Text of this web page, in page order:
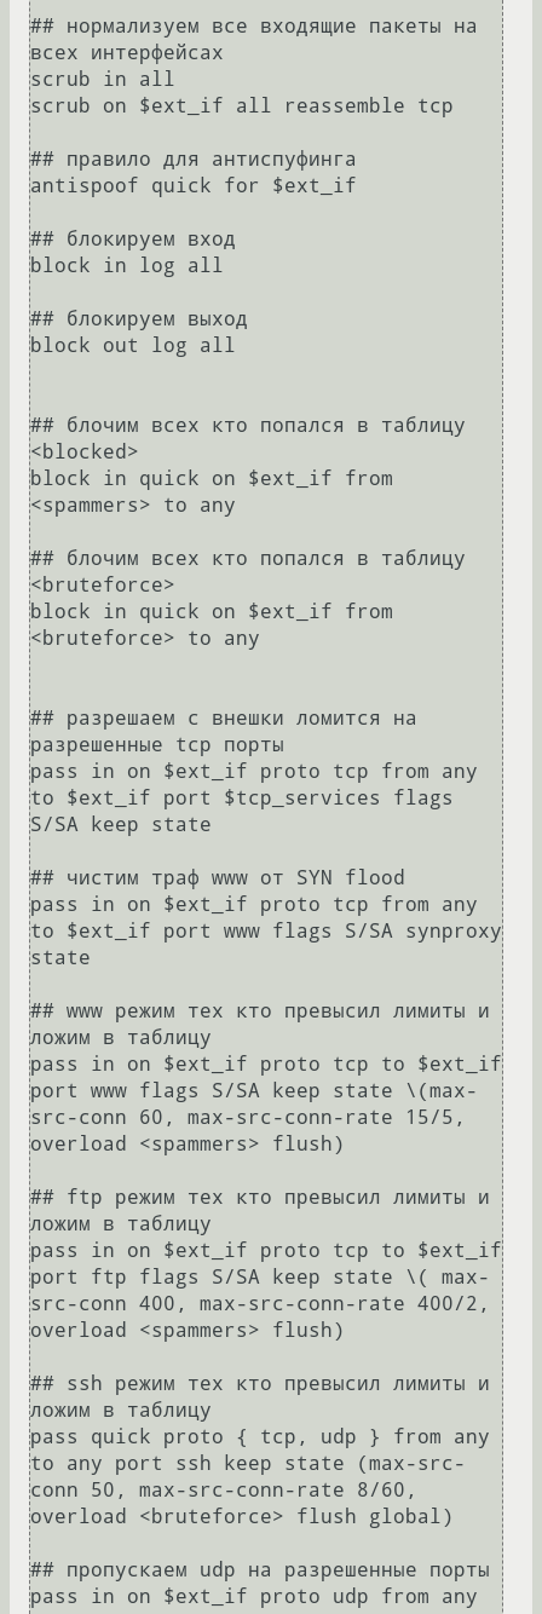
## нормализуем все входящие пакеты на
всех интерфейсах
scrub in all
scrub on $ext_if all reassemble tcp
## правило для антиспуфинга
antispoof quick for $ext_if
## блокируем вход
block in log all
## блокируем выход
block out log all
## блочим всех кто попался в таблицу
<blocked>
block in quick on $ext_if from
<spammers> to any
## блочим всех кто попался в таблицу
<bruteforce>
block in quick on $ext_if from
<bruteforce> to any
## разрешаем с внешки ломится на
разрешенные tcp порты
pass in on $ext_if proto tcp from any
to $ext_if port $tcp_services flags
S/SA keep state
## чистим траф www от SYN flood
pass in on $ext_if proto tcp from any
to $ext_if port www flags S/SA synproxy
state
## www режим тех кто превысил лимиты и
ложим в таблицу
pass in on $ext_if proto tcp to $ext_if
port www flags S/SA keep state \(max-
src-conn 60, max-src-conn-rate 15/5,
overload <spammers> flush)
## ftp режим тех кто превысил лимиты и
ложим в таблицу
pass in on $ext_if proto tcp to $ext_if
port ftp flags S/SA keep state \( max-
src-conn 400, max-src-conn-rate 400/2,
overload <spammers> flush)
## ssh режим тех кто превысил лимиты и
ложим в таблицу
pass quick proto { tcp, udp } from any
to any port ssh keep state (max-src-
conn 50, max-src-conn-rate 8/60,
overload <bruteforce> flush global)
## пропускаем udp на разрешенные порты
pass in on $ext_if proto udp from any